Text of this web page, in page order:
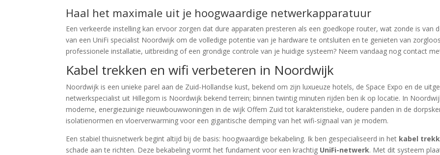
Haal het maximale uit je hoogwaardige netwerkapparatuur
Een verkeerde instelling kan ervoor zorgen dat dure apparaten presteren als een goedkope router, wat zonde is van
van een UniFi specialist Noordwijk om de volledige potentie van je hardware te ontsluiten en te genieten van
professionele installatie, uitbreiding of een grondige controle van je huidige systeem? Neem vandaag nog contact
Kabel trekken en wifi verbeteren in Noordwijk
Noordwijk is een unieke parel aan de Zuid-Hollandse kust, bekend om zijn luxueuze hotels, de Space Expo en de
netwerkspecialist uit Hillegom is Noordwijk bekend terrein; binnen twintig minuten rijden ben ik op locatie. In
moderne, energiezuinige nieuwbouwwoningen in de wijk Offem Zuid tot karakteristieke, oudere panden in de
isolatienormen en vloerverwarming voor een gigantische demping van het wifi-signaal van je modem.
Een stabiel thuisnetwerk begint altijd bij de basis: hoogwaardige bekabeling. Ik ben gespecialiseerd in het kabel
schade aan te richten. Deze bekabeling vormt het fundament voor een krachtig UniFi-netwerk. Met dit systeem